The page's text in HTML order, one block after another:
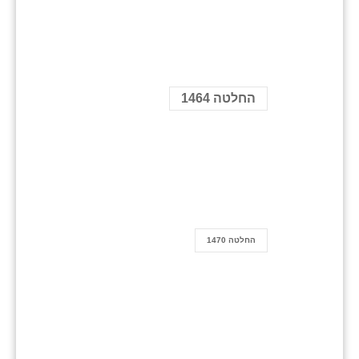
החלטה 1464
החלטה 1470